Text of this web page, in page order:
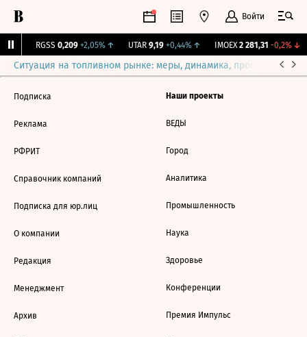
Войти
RGSS 0,209 +2,05%↑ UTAR 9,19 +0,44%↑ IMOEX 2 281,31 -0,2%↓
Ситуация на топливном рынке: меры, динамика, прогнозы
Подписка
Реклама
РФРИТ
Справочник компаний
Подписка для юр.лиц
О компании
Редакция
Менеджмент
Архив
Наши проекты
ВЕДЫ
Город
Аналитика
Промышленность
Наука
Здоровье
Конференции
Премия Импульс